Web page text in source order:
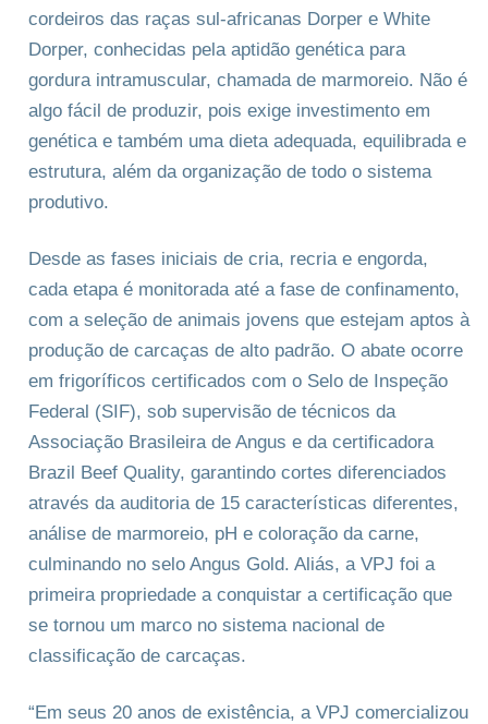
cordeiros das raças sul-africanas Dorper e White
Dorper, conhecidas pela aptidão genética para
gordura intramuscular, chamada de marmoreio. Não é
algo fácil de produzir, pois exige investimento em
genética e também uma dieta adequada, equilibrada e
estrutura, além da organização de todo o sistema
produtivo.
Desde as fases iniciais de cria, recria e engorda,
cada etapa é monitorada até a fase de confinamento,
com a seleção de animais jovens que estejam aptos à
produção de carcaças de alto padrão. O abate ocorre
em frigoríficos certificados com o Selo de Inspeção
Federal (SIF), sob supervisão de técnicos da
Associação Brasileira de Angus e da certificadora
Brazil Beef Quality, garantindo cortes diferenciados
através da auditoria de 15 características diferentes,
análise de marmoreio, pH e coloração da carne,
culminando no selo Angus Gold. Aliás, a VPJ foi a
primeira propriedade a conquistar a certificação que
se tornou um marco no sistema nacional de
classificação de carcaças.
“Em seus 20 anos de existência, a VPJ comercializou